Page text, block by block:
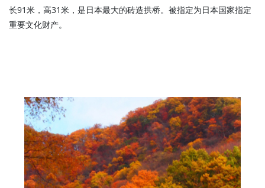
长91米，高31米，是日本最大的砖造拱桥。被指定为日本国家指定
重要文化财产。